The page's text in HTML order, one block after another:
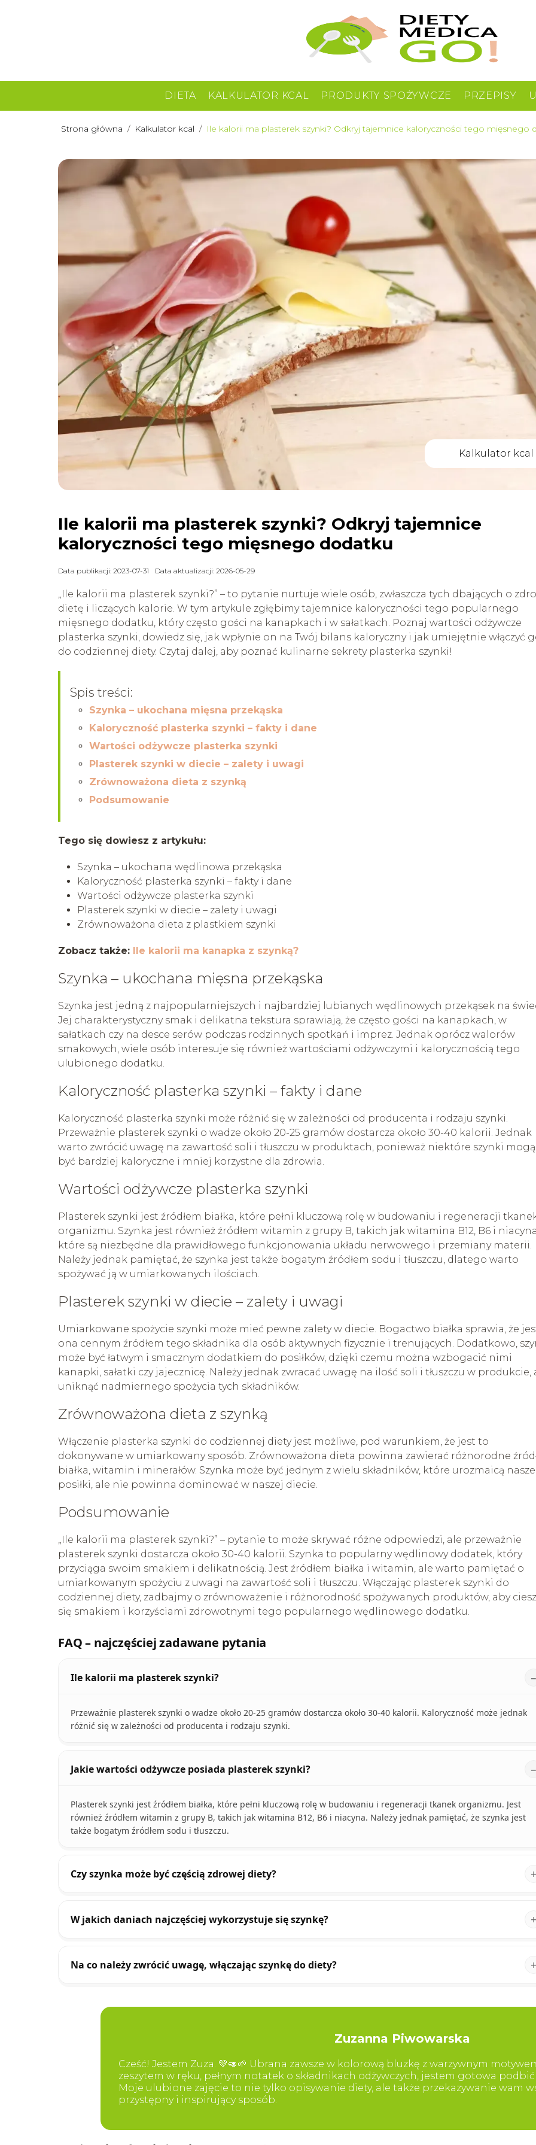
DIETA KALKULATOR KCAL PRODUKTY SPOŻYWCZE PRZEPISY
Strona główna / Kalkulator kcal / Ile kalorii ma plasterek szynki? Odkryj tajemnice kaloryczności tego mięsnego
Kalkulator kcal
Ile kalorii ma plasterek szynki? Odkryj tajemnice
kaloryczności tego mięsnego dodatku
Data publikacji: 2023-07-31 Data aktualizacji: 2026-05-29
„Ile kalorii ma plasterek szynki?” – to pytanie nurtuje wiele osób, zwłaszcza tych dbających o
dietę i liczących kalorie. W tym artykule zgłębimy tajemnice kaloryczności tego popularnego
mięsnego dodatku, który często gości na kanapkach i w sałatkach. Poznaj wartości odżywcze
plasterka szynki, dowiedz się, jak wpłynie on na Twój bilans kaloryczny i jak umiejętnie włączyć
do codziennej diety. Czytaj dalej, aby poznać kulinarne sekrety plasterka szynki!
Spis treści:
Szynka – ukochana mięsna przekąska
Kaloryczność plasterka szynki – fakty i dane
Wartości odżywcze plasterka szynki
Plasterek szynki w diecie – zalety i uwagi
Zrównoważona dieta z szynką
Podsumowanie
Tego się dowiesz z artykułu:
Szynka – ukochana wędlinowa przekąska
Kaloryczność plasterka szynki – fakty i dane
Wartości odżywcze plasterka szynki
Plasterek szynki w diecie – zalety i uwagi
Zrównoważona dieta z plastkiem szynki
Zobacz także: Ile kalorii ma kanapka z szynką?
Szynka – ukochana mięsna przekąska
Szynka jest jedną z najpopularniejszych i najbardziej lubianych wędlinowych przekąsek na
Jej charakterystyczny smak i delikatna tekstura sprawiają, że często gości na kanapkach, w
sałatkach czy na desce serów podczas rodzinnych spotkań i imprez. Jednak oprócz walorów
smakowych, wiele osób interesuje się również wartościami odżywczymi i kalorycznością tego
ulubionego dodatku.
Kaloryczność plasterka szynki – fakty i dane
Kaloryczność plasterka szynki może różnić się w zależności od producenta i rodzaju szynki.
Przeważnie plasterek szynki o wadze około 20-25 gramów dostarcza około 30-40 kalorii. Jednak
warto zwrócić uwagę na zawartość soli i tłuszczu w produktach, ponieważ niektóre szynki mogą
być bardziej kaloryczne i mniej korzystne dla zdrowia.
Wartości odżywcze plasterka szynki
Plasterek szynki jest źródłem białka, które pełni kluczową rolę w budowaniu i regeneracji
organizmu. Szynka jest również źródłem witamin z grupy B, takich jak witamina B12, B6 i
które są niezbędne dla prawidłowego funkcjonowania układu nerwowego i przemiany materii.
Należy jednak pamiętać, że szynka jest także bogatym źródłem sodu i tłuszczu, dlatego warto
spożywać ją w umiarkowanych ilościach.
Plasterek szynki w diecie – zalety i uwagi
Umiarkowane spożycie szynki może mieć pewne zalety w diecie. Bogactwo białka sprawia, że
ona cennym źródłem tego składnika dla osób aktywnych fizycznie i trenujących. Dodatkowo,
może być łatwym i smacznym dodatkiem do posiłków, dzięki czemu można wzbogacić nimi
kanapki, sałatki czy jajecznicę. Należy jednak zwracać uwagę na ilość soli i tłuszczu w produkcie,
uniknąć nadmiernego spożycia tych składników.
Zrównoważona dieta z szynką
Włączenie plasterka szynki do codziennej diety jest możliwe, pod warunkiem, że jest to
dokonywane w umiarkowany sposób. Zrównoważona dieta powinna zawierać różnorodne
białka, witamin i minerałów. Szynka może być jednym z wielu składników, które urozmaicą nasze
posiłki, ale nie powinna dominować w naszej diecie.
Podsumowanie
„Ile kalorii ma plasterek szynki?” – pytanie to może skrywać różne odpowiedzi, ale przeważnie
plasterek szynki dostarcza około 30-40 kalorii. Szynka to popularny wędlinowy dodatek, który
przyciąga swoim smakiem i delikatnością. Jest źródłem białka i witamin, ale warto pamiętać o
umiarkowanym spożyciu z uwagi na zawartość soli i tłuszczu. Włączając plasterek szynki do
codziennej diety, zadbajmy o zrównoważenie i różnorodność spożywanych produktów, aby
się smakiem i korzyściami zdrowotnymi tego popularnego wędlinowego dodatku.
FAQ – najczęściej zadawane pytania
Ile kalorii ma plasterek szynki?
Przeważnie plasterek szynki o wadze około 20-25 gramów dostarcza około 30-40 kalorii. Kaloryczność może jednak
różnić się w zależności od producenta i rodzaju szynki.
Jakie wartości odżywcze posiada plasterek szynki?
Plasterek szynki jest źródłem białka, które pełni kluczową rolę w budowaniu i regeneracji tkanek organizmu. Jest
również źródłem witamin z grupy B, takich jak witamina B12, B6 i niacyna. Należy jednak pamiętać, że szynka jest
także bogatym źródłem sodu i tłuszczu.
Czy szynka może być częścią zdrowej diety?
W jakich daniach najczęściej wykorzystuje się szynkę?
Na co należy zwrócić uwagę, włączając szynkę do diety?
Zuzanna Piwowarska
Cześć! Jestem Zuza. 💚🥑🌱 Ubrana zawsze w kolorową bluzkę z warzywnym
zeszytem w ręku, pełnym notatek o składnikach odżywczych, jestem gotowa
Moje ulubione zajęcie to nie tylko opisywanie diety, ale także przekazywanie wam
przystępny i inspirujący sposób.